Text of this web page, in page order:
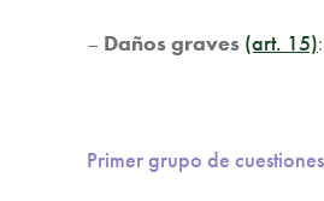
– Daños graves (art. 15)
Primer grupo de